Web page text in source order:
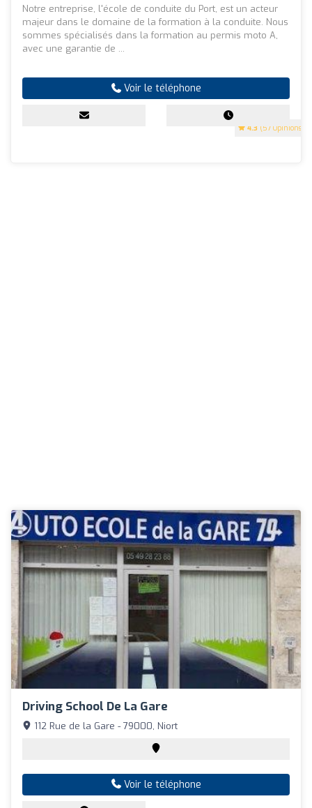
4.3 (57 Opinions)
Notre entreprise, l'école de conduite du Port, est un acteur
majeur dans le domaine de la formation à la conduite. Nous
sommes spécialisés dans la formation au permis moto A,
avec une garantie de ...
Voir le téléphone
Driving School De La Gare
112 Rue de la Gare - 79000, Niort
Voir le téléphone